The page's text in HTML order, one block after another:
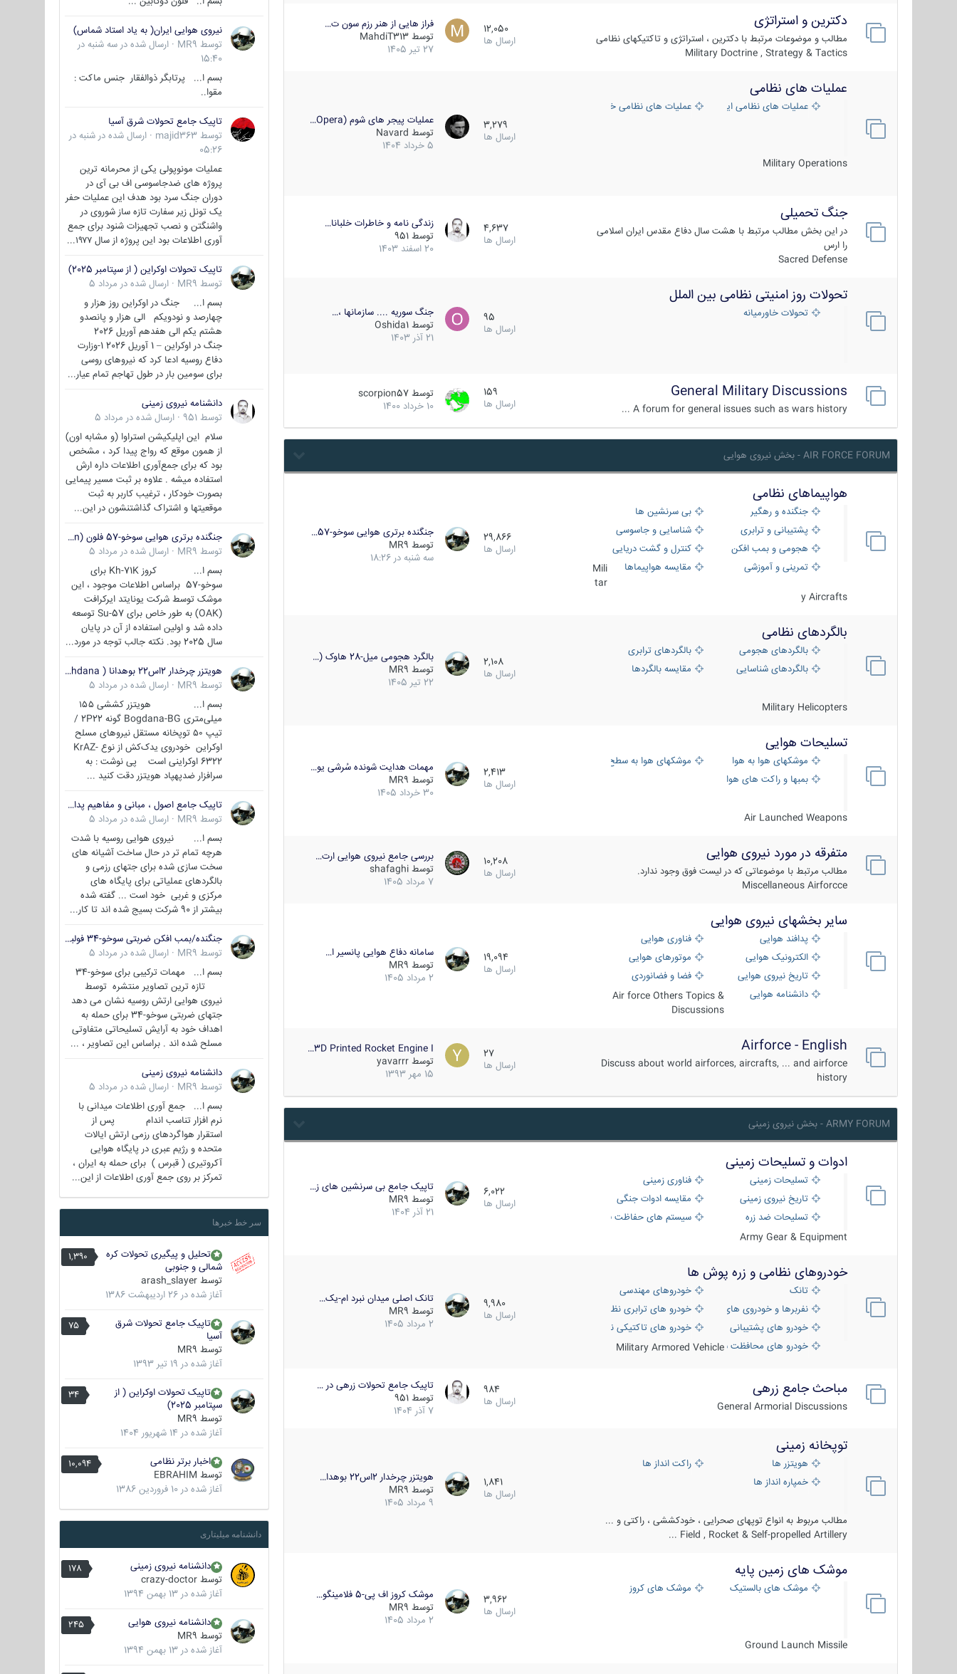
دکترین و استراتژی
مطالب و موضوعات مرتبط با دکترین ، استراتژی و تاکتیکهای نظامی
Military Doctrine , Strategy & Tactics
12,050
ارسال ها
فراز هایی از هنر رزم سون ت…
توسط MahdiT313
27 تیر 1405
عملیات های نظامی
عملیات های نظامی ایران عملیات های نظامی خارجی
Military Operations
3,279
ارسال ها
عملیات پیجر های شوم (Opera…
توسط Navard
5 خرداد 1404
جنگ تحمیلی
در این بخش مطالب مرتبط با هشت سال دفاع مقدس ایران اسلامی
را ارس
Sacred Defense
4,637
ارسال ها
زندگی نامه و خاطرات خلبانا…
توسط 951
20 اسفند 1403
تحولات روز امنیتی نظامی بین الملل
تحولات خاورمیانه
95
ارسال ها
جنگ سوریه .... سازمانها ،…
توسط Oshida1
21 آذر 1403
General Military Discussions
A forum for general issues such as wars history ...
159
ارسال ها
توسط scorpion57
10 خرداد 1400
AIR FORCE FORUM - بخش نیروی هوایی
هواپیماهای نظامی
جنگنده و رهگیر
بی سرنشین ها
پشتیبانی و ترابری
شناسایی و جاسوسی
هجومی و بمب افکن
کنترل و گشت دریایی
تمرینی و آموزشی
مقایسه هواپیماها
Mili
tar
y Aircrafts
29,866
ارسال ها
جنگنده برتری هوایی سوخو-57…
توسط MR9
سه شنبه در 18:26
بالگردهای نظامی
بالگردهای هجومی
بالگردهای ترابری
بالگردهای شناسایی
مقایسه بالگردها
Military Helicopters
2,108
ارسال ها
بالگرد هجومی میل-28 هاوک (…
توسط MR9
22 تیر 1405
تسلیحات هوایی
موشکهای هوا به هوا
موشکهای هوا به سطح
بمبها و راکت های هوایی
Air Launched Weapons
2,413
ارسال ها
مهمات هدایت شونده سُرشی یو…
توسط MR9
30 خرداد 1405
متفرقه در مورد نیروی هوایی
مطالب مرتبط با موضوعاتی که در لیست فوق وجود ندارد.
Miscellaneous Airforcce
10,208
ارسال ها
بررسی جامع نیروی هوایی ارت…
توسط shafaghi
7 مرداد 1405
سایر بخشهای نیروی هوایی
پدافند هوایی
فناوری هوایی
الکترونیک هوایی
موتورهای هوایی
تاریخ نیروی هوایی
فضا و فضانوردی
دانشنامه هوایی
Air force Others Topics &
Discussions
19,094
ارسال ها
سامانه دفاع هوایی پانسیر ا…
توسط MR9
2 مرداد 1405
Airforce - English
Discuss about world airforces, aircrafts, ... and airforce
history
27
ارسال ها
3D Printed Rocket Engine I…
توسط yavarrr
15 مهر 1393
ARMY FORUM - بخش نیروی زمینی
ادوات و تسلیحات زمینی
تسلیحات زمینی
فناوری زمینی
تاریخ نیروی زمینی
مقایسه ادوات جنگی
تسلیحات ضد زره
سیستم های حفاظت فعال
Army Gear & Equipment
6,022
ارسال ها
تاپیک جامع بی سرنشین های ز…
توسط MR9
21 آذر 1404
خودروهای نظامی و زره پوش ها
تانک
خودروهای مهندسی
نفربرها و خودروی های رزمی پیاده نظامخودرو های ترابری نظامی
خودرو های پشتیبانی آتش ، شناسایی و ضد تانک
خودرو های تاکتیکی نظامی
خودرو های محافظت شدهMilitary Armored Vehicle
9,980
ارسال ها
تانک اصلی میدان نبرد ام-یک…
توسط MR9
2 مرداد 1405
مباحث جامع زرهی
General Armorial Discussions
984
ارسال ها
تاپیک جامع تحولات زرهی در …
توسط 951
7 آذر 1404
توپخانه زمینی
هویتزر ها
راکت انداز ها
خمپاره انداز ها
مطالب مربوط به انواع توپهای صحرایی ، خودکششی ، راکتی و ...
Field , Rocket & Self-propelled Artillery ...
1,841
ارسال ها
هویتزر چرخدار 2اس22 بوهدا…
توسط MR9
9 مرداد 1405
موشک های زمین پایه
موشک های بالستیک موشک های کروز
Ground Launch Missile
3,962
ارسال ها
موشک کروز اف پی-5 فلامینگو…
توسط MR9
2 مرداد 1405
نیروی هوایی ایران( به یاد استاد شماس)
توسط MR9
· ارسال شده در سه شنبه در
15:40
بسم ا... پرتابگر ذوالفقار جنس ماکت :
مقوا..
تاپیک جامع تحولات شرق آسیا
توسط majid363
· ارسال شده در شنبه در
05:26
عملیات مونوپولی یکی از محرمانه ترین
پروژه های ضدجاسوسی اف بی آی در
دوران جنگ سرد بود هدف این عملیات حفر
یک تونل زیر سفارت تازه ساز شوروی در
واشنگتن و نصب تجهیزات شنود برای جمع
آوری اطلاعات بود این پروژه از سال ۱۹۷۷...
تاپیک تحولات اوکراین ( از سپتامبر 2025)
توسط MR9
· ارسال شده در مرداد 5
بسم ا... جنگ در اوکراین روز هزار و
چهارصد و نودویکم الی هزار و پانصدو
هشتم یکم الی هفدهم آوریل 2026
جنگ در اوکراین – 1 آوریل 2026 1-وزارت
دفاع روسیه ادعا کرد که نیروهای روسی
برای سومین بار در طول تهاجم تمام عیار...
دانشنامه نیروی زمینی
توسط 951
· ارسال شده در مرداد 5
سلام این اپلیکیشن استراوا (و مشابه اون)
از همون موقع که رواج پیدا کرد ، مشخص
بود که برای جمع‌آوری اطلاعات داره ارش
استفاده میشه . علاوه بر ثبت مسیر پیمایی
بصورت خودکار ، ترغیب کاربر به ثبت
موقعیتها و اشتراک‌ گذاشتنشون در این...
جنگنده برتری هوایی سوخو-57 فلون (Su-57/Felon)
توسط MR9
· ارسال شده در مرداد 5
بسم ا... کروز Kh-71K برای
سوخو-57 براساس اطلاعات موجود ، این
موشک توسط شرکت یونایتد ایرکرافت
(OAK) به طور خاص برای Su-57 توسعه
داده شد و اولین استفاده از آن در پایان
سال 2025 بود. نکته جالب توجه در مورد...
هویتزر چرخدار 2اس22 بوهدانا ( wheeled howitzer 2S22 Bohdana )
توسط MR9
· ارسال شده در مرداد 5
بسم ا... هویتزر کششی ۱۵۵
میلی‌متری Bogdana-BG گونه 2P22 /
تیپ ۵۰ توپخانه مستقل نیروهای مسلح
اوکراین خودروی یدک‌کش از نوع KrAZ-
6322 اوکراینی است پی نوشت : به
سرافزار ضدپهپاد هویتزر دقت کنید ...
تاپیک جامع اصول ، مبانی و مفاهیم پدافند غیر عامل
توسط MR9
· ارسال شده در مرداد 5
بسم ا... نیروی هوایی روسیه با شدت
هرچه تمام تر در حال ساخت آشیانه های
سخت سازی شده برای جتهای رزمی و
بالگردهای عملیاتی برای پایگاه های
مرکزی و غربی خود است ... گفته شده
بیشتر از 90 شرکت بسیج شده اند تا کار...
جنگنده/بمب افکن ضربتی سوخو-34 فولبک ( Sukhoi Su-34/Fullback)
توسط MR9
· ارسال شده در مرداد 5
بسم ا... مهمات ترکیبی برای سوخو-34
تازه ترین تصاویر منتشره توسط
نیروی هوایی ارتش روسیه نشان می دهد
جتهای ضربتی سوخو-34 برای حمله به
اهداف خود به آرایش تسلیحاتی متفاوتی
مسلح شده اند . براساس این تصاویر ، ...
دانشنامه نیروی زمینی
توسط MR9
· ارسال شده در مرداد 5
بسم ا... جمع آوری اطلاعات میدانی با
نرم افزار تناسب اندام پس از
استقرار هواگردهای رزمی ارتش ایالات
متحده و رژیم عبری در پایگاه هوایی
آکروتیری ( قبرس ) برای حمله به ایران ،
تمرکز بر روی جمع آوری اطلاعات از این...
سر خط خبرها
1,390
تحلیل و پیگیری تحولات کره
شمالی و جنوبی
توسط arash_slayer
آغاز شده در 26 اردیبهشت 1386
75
تاپیک جامع تحولات شرق
آسیا
توسط MR9
آغاز شده در 19 تیر 1393
34
تاپیک تحولات اوکراین ( از
سپتامبر 2025)
توسط MR9
آغاز شده در 14 شهریور 1404
10,094
اخبار برتر نظامی
توسط EBRAHIM
آغاز شده در 10 فروردین 1386
دانشنامه میلیتاری
178
دانشنامه نیروی زمینی
توسط crazy-doctor
آغاز شده در 13 بهمن 1394
245
دانشنامه نیروی هوایی
توسط MR9
آغاز شده در 13 بهمن 1394